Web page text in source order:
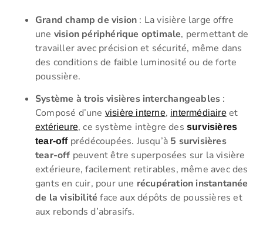
Grand champ de vision : La visière large offre
une vision périphérique optimale, permettant de
travailler avec précision et sécurité, même dans
des conditions de faible luminosité ou de forte
poussière.
Système à trois visières interchangeables :
Composé d’une visière interne, intermédiaireet
extérieure, ce système intègre des survisières
tear-offprédécoupées. Jusqu’à 5 survisières
tear-off peuvent être superposées sur la visière
extérieure, facilement retirables, même avec des
gants en cuir, pour une récupération instantanée
de la visibilité face aux dépôts de poussières et
aux rebonds d’abrasifs.